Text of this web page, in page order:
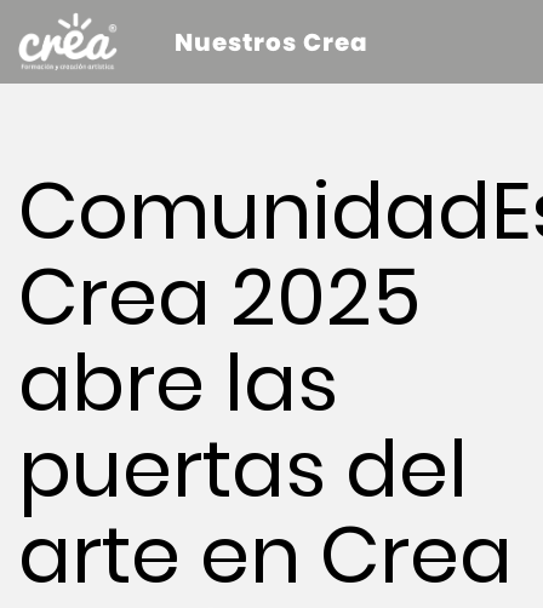
Nuestros Crea
Crea 2025
abre las
puertas del
arte en Crea